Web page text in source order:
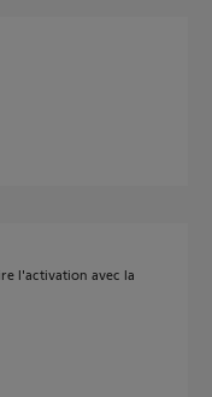
l'activation avec la